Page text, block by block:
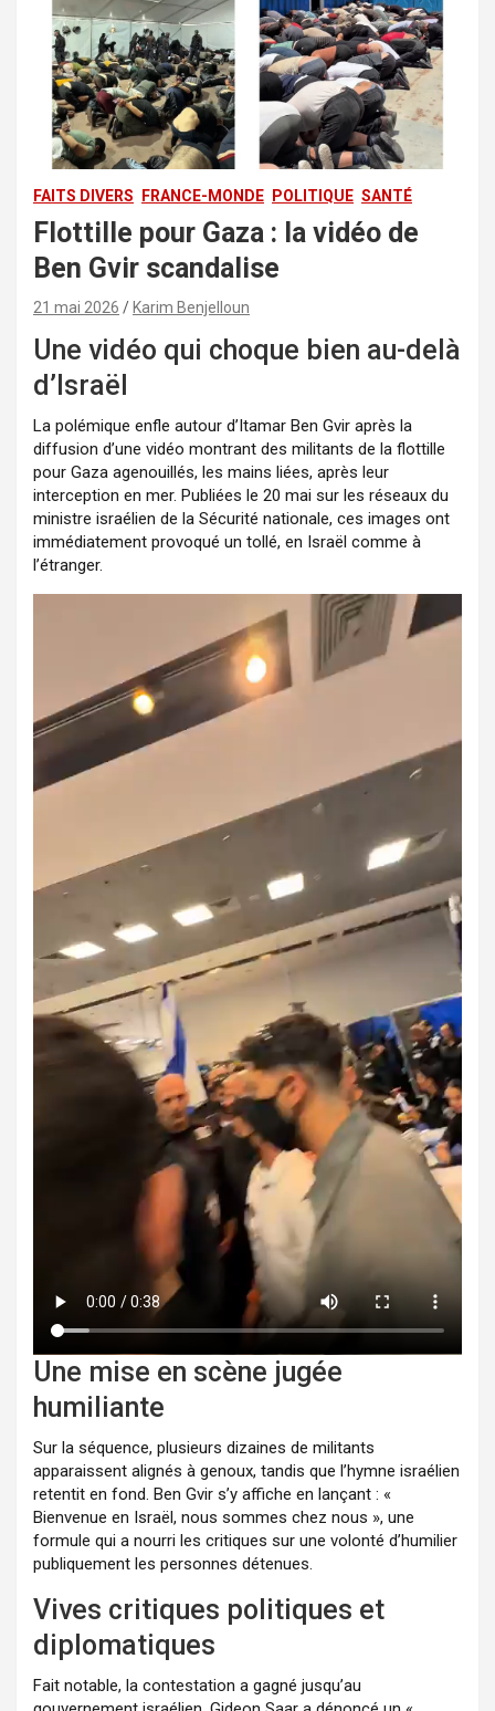
FAITS DIVERS FRANCE-MONDE POLITIQUE SANTÉ
Flottille pour Gaza : la vidéo de
Ben Gvir scandalise
21 mai 2026 Karim Benjelloun
Une vidéo qui choque bien au-delà
d’Israël
La polémique enfle autour d’Itamar Ben Gvir après la
diffusion d’une vidéo montrant des militants de la flottille
pour Gaza agenouillés, les mains liées, après leur
interception en mer. Publiées le 20 mai sur les réseaux du
ministre israélien de la Sécurité nationale, ces images ont
immédiatement provoqué un tollé, en Israël comme à
l’étranger.
Une mise en scène jugée
humiliante
Sur la séquence, plusieurs dizaines de militants
apparaissent alignés à genoux, tandis que l’hymne israélien
retentit en fond. Ben Gvir s’y affiche en lançant : «
Bienvenue en Israël, nous sommes chez nous », une
formule qui a nourri les critiques sur une volonté d’humilier
publiquement les personnes détenues.
Vives critiques politiques et
diplomatiques
Fait notable, la contestation a gagné jusqu’au